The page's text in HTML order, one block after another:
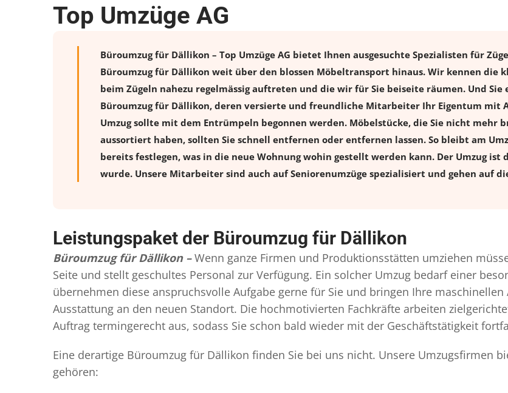
Top Umzüge AG
Büroumzug für Dällikon – Top Umzüge AG bietet Ihnen ausgesuchte Spezialisten für
Büroumzug für Dällikon weit über den blossen Möbeltransport hinaus. Wir kennen die
beim Zügeln nahezu regelmässig auftreten und die wir für Sie beiseite räumen. Und
Büroumzug für Dällikon, deren versierte und freundliche Mitarbeiter Ihr Eigentum mit
Umzug sollte mit dem Entrümpeln begonnen werden. Möbelstücke, die Sie nicht mehr
aussortiert haben, sollten Sie schnell entfernen oder entfernen lassen. So bleibt am
bereits festlegen, was in die neue Wohnung wohin gestellt werden kann. Der Umzug
wurde. Unsere Mitarbeiter sind auch auf Seniorenumzüge spezialisiert und gehen auf
Leistungspaket der Büroumzug für Dällikon
Büroumzug für Dällikon – Wenn ganze Firmen und Produktionsstätten umziehen
Seite und stellt geschultes Personal zur Verfügung. Ein solcher Umzug bedarf einer
übernehmen diese anspruchsvolle Aufgabe gerne für Sie und bringen Ihre
Ausstattung an den neuen Standort. Die hochmotivierten Fachkräfte arbeiten
Auftrag termingerecht aus, sodass Sie schon bald wieder mit der Geschäftstätigkeit
Eine derartige Büroumzug für Dällikon finden Sie bei uns nicht. Unsere Umzugsfirmen
gehören: